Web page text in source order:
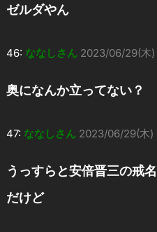
ゼルダやん
46: ななしさん 2023/06/29(木
奥になんか立ってない？
47: ななしさん 2023/06/29(木)
うっすらと安倍晋三の戒
だけど